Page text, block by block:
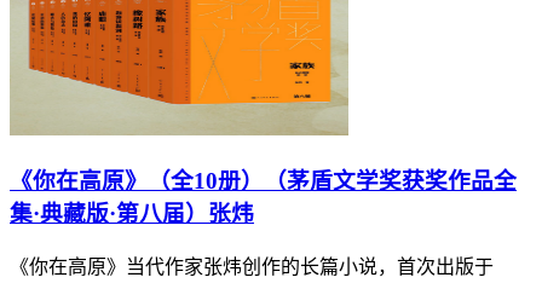
《你在高原》（全10册）（茅盾文学奖获奖作品全
集·典藏版·第八届）张炜
《你在高原》当代作家张炜创作的长篇小说，首次出版于